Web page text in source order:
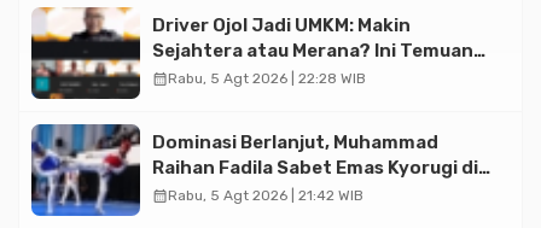
Driver Ojol Jadi UMKM: Makin
Sejahtera atau Merana? Ini Temuan
Diskusi Paramadina
calendar_monthRabu, 5 Agt 2026 | 22:28 WIB
Dominasi Berlanjut, Muhammad
Raihan Fadila Sabet Emas Kyorugi di
Asian Taekwondo Indonesia Open
calendar_monthRabu, 5 Agt 2026 | 21:42 WIB